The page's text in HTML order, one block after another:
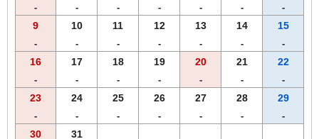
・香の物
ださいませ。
※仕入れの状況よって内容が変更になる場合がございます。
- - - - - - -
9
-
10
-
11
-
12
-
13
-
14
-
15
-
16
-
17
-
18
-
19
-
20
-
21
-
22
-
23
-
24
-
25
-
26
-
27
-
28
-
29
-
30 31